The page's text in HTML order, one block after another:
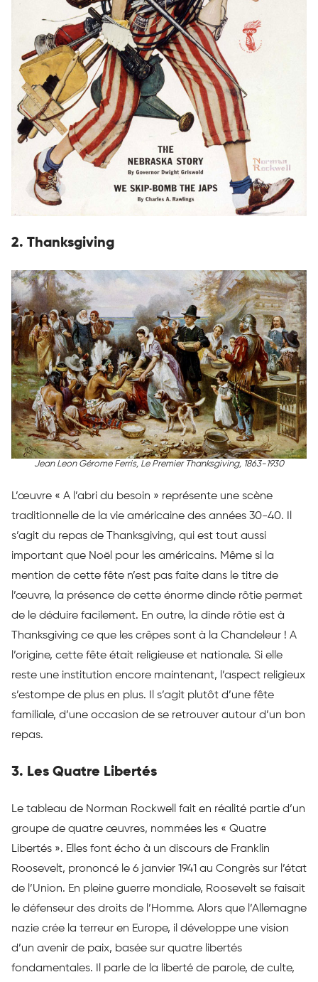
2. Thanksgiving
Jean Leon Gérome Ferris, Le Premier Thanksgiving, 1863-1930
L’œuvre « A l’abri du besoin » représente une scène
traditionnelle de la vie américaine des années 30-40. Il
s’agit du repas de Thanksgiving, qui est tout aussi
important que Noël pour les américains. Même si la
mention de cette fête n’est pas faite dans le titre de
l’œuvre, la présence de cette énorme dinde rôtie permet
de le déduire facilement. En outre, la dinde rôtie est à
Thanksgiving ce que les crêpes sont à la Chandeleur ! A
l’origine, cette fête était religieuse et nationale. Si elle
reste une institution encore maintenant, l’aspect religieux
s’estompe de plus en plus. Il s’agit plutôt d’une fête
familiale, d’une occasion de se retrouver autour d’un bon
repas.
3. Les Quatre Libertés
Le tableau de Norman Rockwell fait en réalité partie d’un
groupe de quatre œuvres, nommées les « Quatre
Libertés ». Elles font écho à un discours de Franklin
Roosevelt, prononcé le 6 janvier 1941 au Congrès sur l’état
de l’Union. En pleine guerre mondiale, Roosevelt se faisait
le défenseur des droits de l’Homme. Alors que l’Allemagne
nazie crée la terreur en Europe, il développe une vision
d’un avenir de paix, basée sur quatre libertés
fondamentales. Il parle de la liberté de parole, de culte,